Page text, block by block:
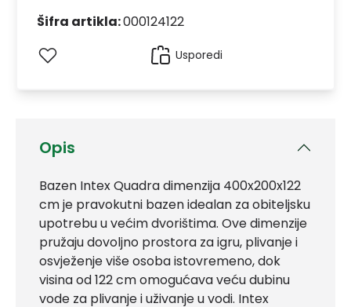
Opis
Bazen Intex Quadra dimenzija 400x200x122
cm je pravokutni bazen idealan za obiteljsku
upotrebu u većim dvorištima. Ove dimenzije
pružaju dovoljno prostora za igru, plivanje i
osvježenje više osoba istovremeno, dok
visina od 122 cm omogućava veću dubinu
vode za plivanje i uživanje u vodi. Intex
Šifra artikla:000124122
Usporedi